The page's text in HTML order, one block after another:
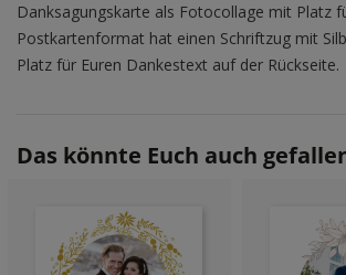
Danksagungskarte als Fotocollage mit Platz
Postkartenformat hat einen Schriftzug mit
Platz für Euren Dankestext auf der Rückseite.
Das könnte Euch auch